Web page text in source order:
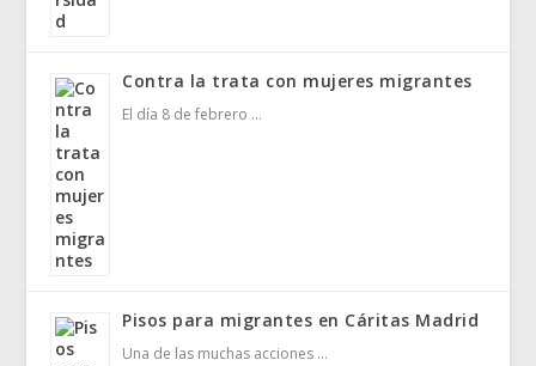
Contra la trata con mujeres migrantes
El día 8 de febrero …
Pisos para migrantes en Cáritas Madrid
Una de las muchas acciones …